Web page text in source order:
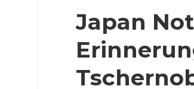
Japan